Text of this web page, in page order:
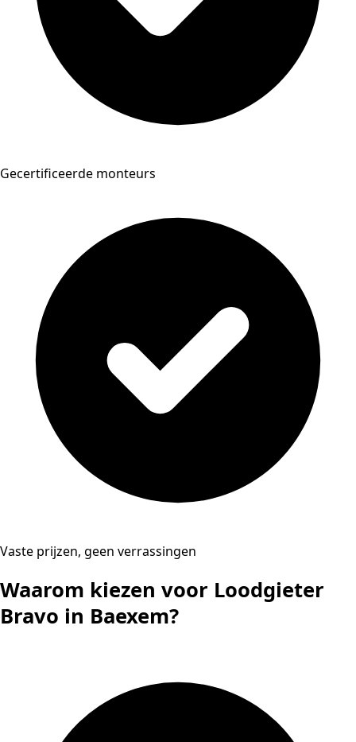
Gecertificeerde monteurs
Vaste prijzen, geen verrassingen
Waarom kiezen voor Loodgieter
Bravo in Baexem?